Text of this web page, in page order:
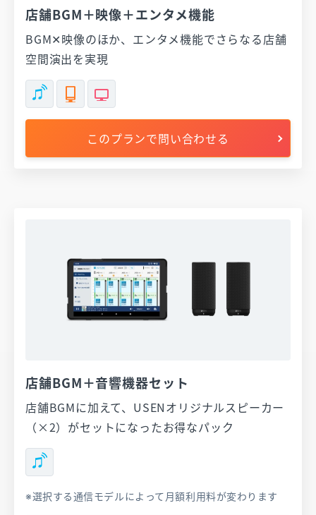
店舗BGM＋映像＋エンタメ機能
BGM✕映像のほか、エンタメ機能でさらなる店舗
空間演出を実現
このプランで問い合わせる
店舗BGM＋音響機器セット
店舗BGMに加えて、USENオリジナルスピーカー
（×2）がセットになったお得なパック
選択する通信モデルによって月額利用料が変わります